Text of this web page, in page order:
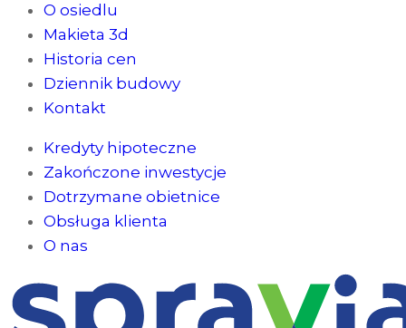
O osiedlu
Makieta 3d
Historia cen
Dziennik budowy
Kontakt
Kredyty hipoteczne
Zakończone inwestycje
Dotrzymane obietnice
Obsługa klienta
O nas